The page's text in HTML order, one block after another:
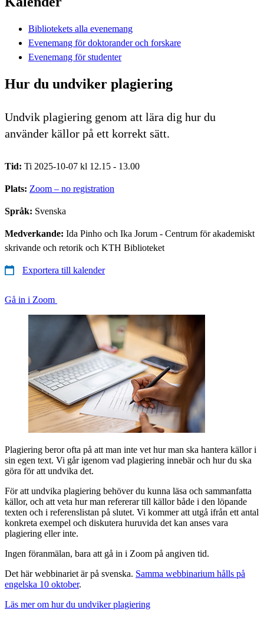
Bibliotekets alla evenemang
Evenemang för doktorander och forskare
Evenemang för studenter
Hur du undviker plagiering
Undvik plagiering genom att lära dig hur du
använder källor på ett korrekt sätt.
Tid: Ti 2025-10-07 kl 12.15 - 13.00
Plats: Zoom – no registration
Språk: Svenska
Medverkande: Ida Pinho och Ika Jorum - Centrum för akademiskt
skrivande och retorik och KTH Biblioteket
Exportera till kalender
Gå in i Zoom
Plagiering beror ofta på att man inte vet hur man ska hantera källor i
sin egen text. Vi går igenom vad plagiering innebär och hur du ska
göra för att undvika det.
För att undvika plagiering behöver du kunna läsa och sammanfatta
källor, och att veta hur man refererar till källor både i den löpande
texten och i referenslistan på slutet. Vi kommer att utgå ifrån ett antal
konkreta exempel och diskutera huruvida det kan anses vara
plagiering eller inte.
Ingen föranmälan, bara att gå in i Zoom på angiven tid.
Det här webbinariet är på svenska. Samma webbinarium hålls på
engelska 10 oktober.
Läs mer om hur du undviker plagiering